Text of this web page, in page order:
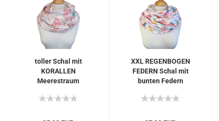
toller Schal mit
KORALLEN
Meerestraum
Geschenk z.
XXL REGENBOGEN
FEDERN Schal mit
bunten Federn
Vogelfedern rainbow